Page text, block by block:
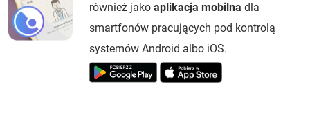
również jako aplikacja mobilna dla
smartfonów pracujących pod kontrolą
systemów Android albo iOS.